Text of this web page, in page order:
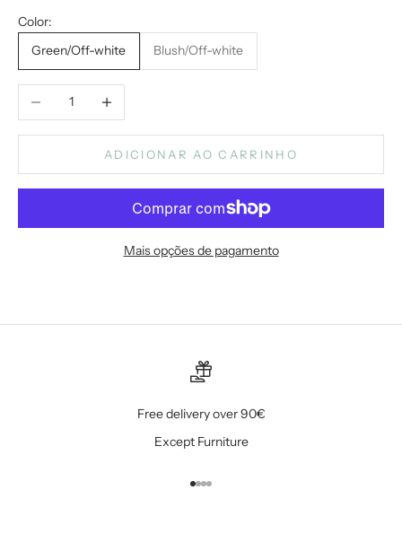
Color:
Green/Off-white
Blush/Off-white
Diminuir quantidadeAumentar quantidade
ADICIONAR AO CARRINHO
Mais opções de pagamento
Free delivery over 90€
Except Furniture
Ir para item 1
Ir para item 2
Ir para item 3
Ir para item 4